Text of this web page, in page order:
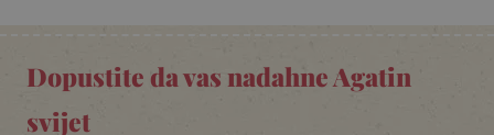
Dopustite da vas nadahne Agatin
svijet